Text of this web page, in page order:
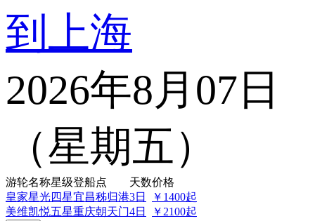
到上海
2026年8月07日
（星期五）
游轮名称星级登船点 天数价格
皇家星光四星宜昌秭归港3日
￥1400起
美维凯悦五星重庆朝天门4日 ￥2100起